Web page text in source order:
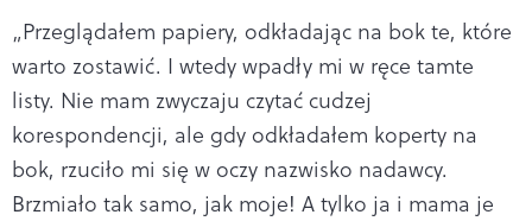
„Przeglądałem papiery, odkładając na bok te, które
warto zostawić. I wtedy wpadły mi w ręce tamte
listy. Nie mam zwyczaju czytać cudzej
korespondencji, ale gdy odkładałem koperty na
bok, rzuciło mi się w oczy nazwisko nadawcy.
Brzmiało tak samo, jak moje! A tylko ja i mama je